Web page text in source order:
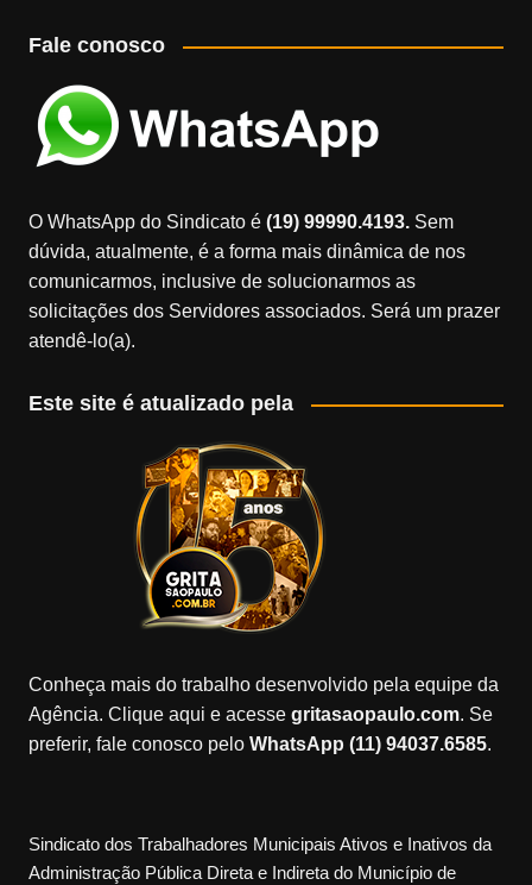
Fale conosco
O WhatsApp do Sindicato é(19) 99990.4193.Sem
dúvida, atualmente, é a forma mais dinâmica de nos
comunicarmos, inclusive de solucionarmos as
solicitações dos Servidores associados. Será um prazer
atendê-lo(a).
Este site é atualizado pela
Conheça mais do trabalho desenvolvido pela equipe da
Agência. Clique aqui e acesse gritasaopaulo.com. Se
preferir, fale conosco peloWhatsApp (11) 94037.6585.
Sindicato dos Trabalhadores Municipais Ativos e Inativos da
Administração Pública Direta e Indireta do Município de